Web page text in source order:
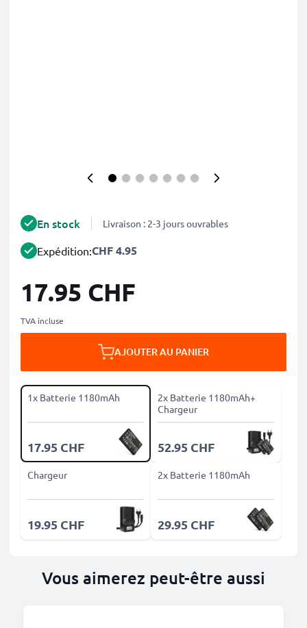
En stock Livraison : 2-3 jours ouvrables
Expédition:CHF 4.95
17.95 CHF
TVA incluse
AJOUTER AU PANIER
1x Batterie 1180mAh
17.95 CHF
2x Batterie 1180mAh+
Chargeur
52.95 CHF
Chargeur
19.95 CHF
2x Batterie 1180mAh
29.95 CHF
Vous aimerez peut-être aussi